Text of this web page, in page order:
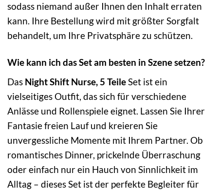
sodass niemand außer Ihnen den Inhalt erraten
kann. Ihre Bestellung wird mit größter Sorgfalt
behandelt, um Ihre Privatsphäre zu schützen.
Wie kann ich das Set am besten in Szene setzen?
Das Night Shift Nurse, 5 TeileSet ist ein
vielseitiges Outfit, das sich für verschiedene
Anlässe und Rollenspiele eignet. Lassen Sie Ihrer
Fantasie freien Lauf und kreieren Sie
unvergessliche Momente mit Ihrem Partner. Ob
romantisches Dinner, prickelnde Überraschung
oder einfach nur ein Hauch von Sinnlichkeit im
Alltag – dieses Set ist der perfekte Begleiter für